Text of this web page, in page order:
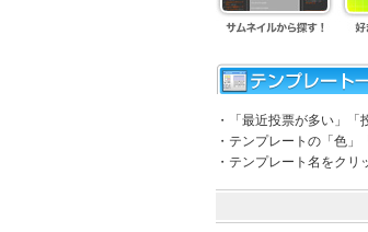
・「最近投票が多い」「
・テンプレートの「色」
・テンプレート名をクリ